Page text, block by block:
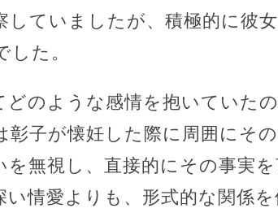
していましたが、積極的に彼
た。
どのような感情を抱いていた
彰子が懐妊した際に周囲にそ
を無視し、直接的にその事実
い情愛よりも、形式的な関係